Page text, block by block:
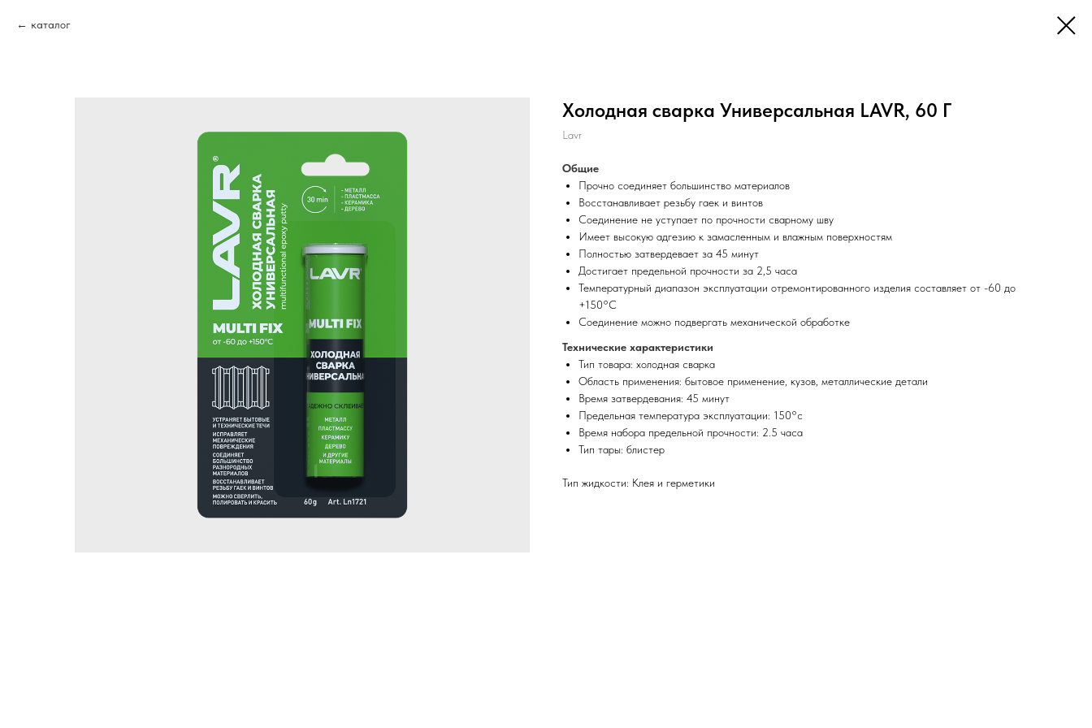
каталог
Холодная сварка Универсальная LAVR, 60 Г
Lavr
Общие
Прочно соединяет большинство материалов
Восстанавливает резьбу гаек и винтов
Соединение не уступает по прочности сварному шву
Имеет высокую адгезию к замасленным и влажным поверхностям
Полностью затвердевает за 45 минут
Достигает предельной прочности за 2,5 часа
Температурный диапазон эксплуатации отремонтированного изделия составляет от -60 до
+150°C
Соединение можно подвергать механической обработке
Технические характеристики
Тип товара: холодная сварка
Область применения: бытовое применение, кузов, металлические детали
Время затвердевания: 45 минут
Предельная температура эксплуатации: 150°c
Время набора предельной прочности: 2.5 часа
Тип тары: блистер
Тип жидкости: Клея и герметики